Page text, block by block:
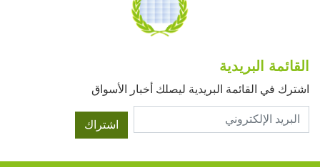
القائمة البريدية
اشترك في القائمة البريدية ليصلك أخبار الأسواق
اشتراك